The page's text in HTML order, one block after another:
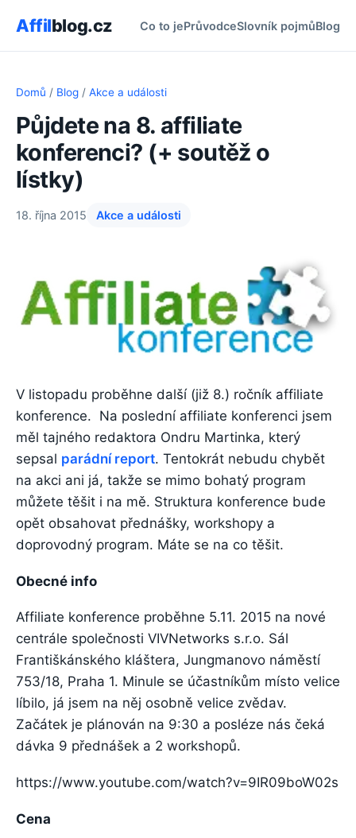
Affilblog.cz Co to jePrůvodceSlovník pojmůBlog
Domů / Blog / Akce a události
Půjdete na 8. affiliate
konferenci? (+ soutěž o
lístky)
18. října 2015 Akce a události
V listopadu proběhne další (již 8.) ročník affiliate
konference. Na poslední affiliate konferenci jsem
měl tajného redaktora Ondru Martinka, který
sepsal parádní report. Tentokrát nebudu chybět
na akci ani já, takže se mimo bohatý program
můžete těšit i na mě. Struktura konference bude
opět obsahovat přednášky, workshopy a
doprovodný program. Máte se na co těšit.
Obecné info
Affiliate konference proběhne 5.11. 2015 na nové
centrále společnosti VIVNetworks s.r.o. Sál
Františkánského kláštera, Jungmanovo náměstí
753/18, Praha 1. Minule se účastníkům místo velice
líbilo, já jsem na něj osobně velice zvědav.
Začátek je plánován na 9:30 a posléze nás čeká
dávka 9 přednášek a 2 workshopů.
https://www.youtube.com/watch?v=9IR09boW02s
Cena